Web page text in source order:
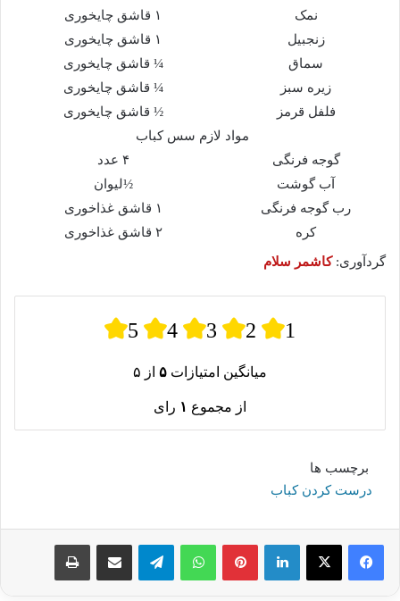
نمک
۱ قاشق چایخوری
زنجبیل
۱ قاشق چایخوری
سماق
¼ قاشق چایخوری
زیره سبز
¼ قاشق چایخوری
فلفل قرمز
½ قاشق چایخوری
مواد لازم سس کباب
گوجه فرنگی
۴ عدد
آب گوشت
½لیوان
رب گوجه فرنگی
۱ قاشق غذاخوری
کره
۲ قاشق غذاخوری
گردآوری:کاشمر سلام
5 4 3 2 1
میانگین امتیازات ۵ از ۵
از مجموع ۱ رای
برچسب ها
درست کردن کباب
لینکدین پینترستواتس آپ تلگرام اشتراک گذاری از طریق ایمیل چاپ